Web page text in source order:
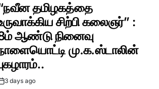
தமிழகத்தை
சிற்பி கலைஞர்” :
ஆண்டு நினைவு
மு.க.ஸ்டாலின்
3 days ago